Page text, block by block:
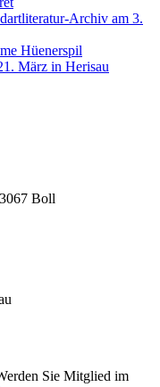
Archiv am 3.
Hüenerspil
März in Herisau
Boll
Sie Mitglied im